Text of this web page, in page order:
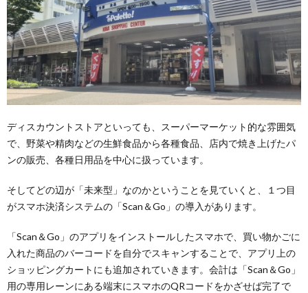
ディスカウントストアといっても、スーパーマーケット的な雰囲気
で、野菜や精肉などの生鮮食品から各種食品、店内で焼き上げたパ
ンの販売、各種日用品を中心に扱っています。
そしてどの辺が「未来型」なのかということを見ていくと、１つ目
がスマホ決済システムの「Scan＆Go」の導入があります。
「Scan＆Go」のアプリをインストールしたスマホで、買い物かごに
入れた商品のバーコードを自分でスキャンすることで、アプリ上の
ショッピングカートにも追加されていきます。会計は「Scan＆Go」
用の専用レーンにある端末にスマホのQRコードをかざせば完了で